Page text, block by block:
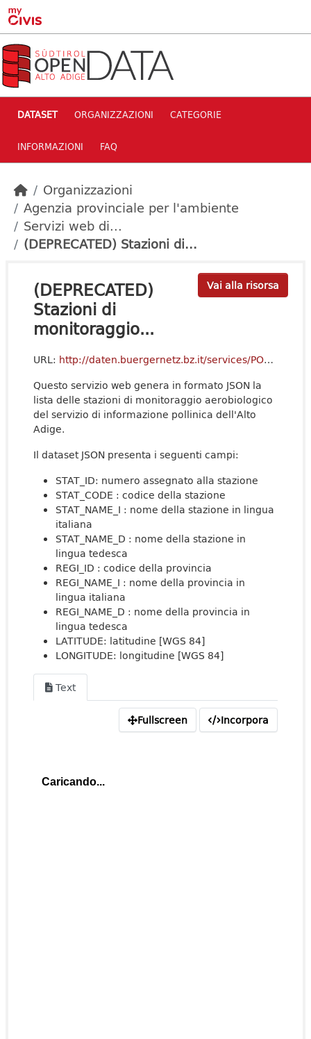
Skip to main content
DATASET ORGANIZZAZIONI CATEGORIE
INFORMAZIONI FAQ
Organizzazioni
Agenzia provinciale per l'ambiente
Servizi web di...
(DEPRECATED) Stazioni di...
Vai alla risorsa
(DEPRECATED)
Stazioni di
monitoraggio...
URL: http://daten.buergernetz.bz.it/services/POLLENBZ_STATIONS?format=json
Questo servizio web genera in formato JSON la
lista delle stazioni di monitoraggio aerobiologico
del servizio di informazione pollinica dell'Alto
Adige.
Il dataset JSON presenta i seguenti campi:
STAT_ID: numero assegnato alla stazione
STAT_CODE : codice della stazione
STAT_NAME_I : nome della stazione in lingua
italiana
STAT_NAME_D : nome della stazione in
lingua tedesca
REGI_ID : codice della provincia
REGI_NAME_I : nome della provincia in
lingua italiana
REGI_NAME_D : nome della provincia in
lingua tedesca
LATITUDE: latitudine [WGS 84]
LONGITUDE: longitudine [WGS 84]
Text
Fullscreen Incorpora